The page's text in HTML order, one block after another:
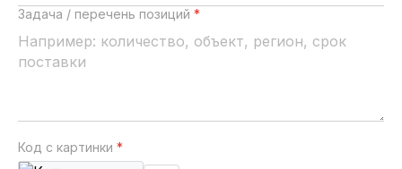
Задача / перечень позиций *
Код с картинки *